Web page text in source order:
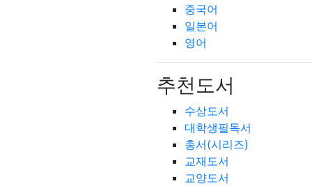
중국어
일본어
영어
추천도서
수상도서
대학생필독서
총서(시리즈)
교재도서
교양도서